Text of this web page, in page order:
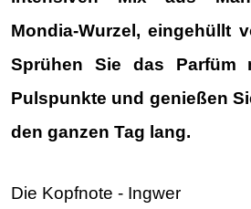
Mondia-Wurzel, eingehüllt
Sprühen Sie das Parfüm
Pulspunkte und genießen
den ganzen Tag lang.
Die Kopfnote - Ingwer